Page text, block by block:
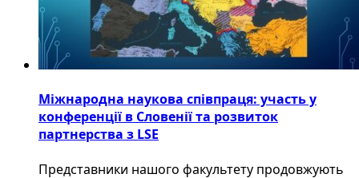
Міжнародна наукова співпраця: участь у
конференції в Словенії та розвиток
партнерства з LSE
​Представники нашого факультету продовжують